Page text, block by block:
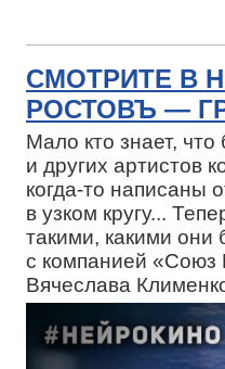
СМОТРИТЕ В
РОСТОВЪ —
Мало кто знает,
и других артистов
когда-то написаны
в узком кругу...
такими, какими они
с компанией
Вячеслава